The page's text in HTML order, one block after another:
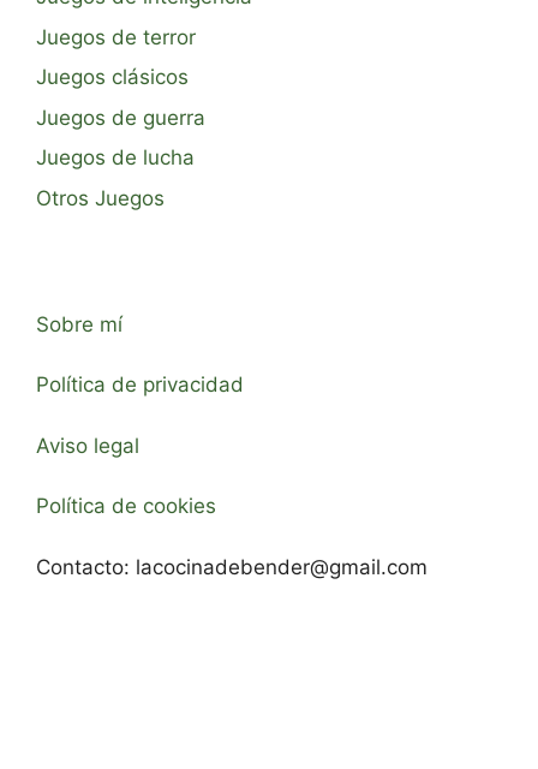
Juegos de terror
Juegos clásicos
Juegos de guerra
Juegos de lucha
Otros Juegos
Sobre mí
Política de privacidad
Aviso legal
Política de cookies
Contacto: lacocinadebender@gmail.com